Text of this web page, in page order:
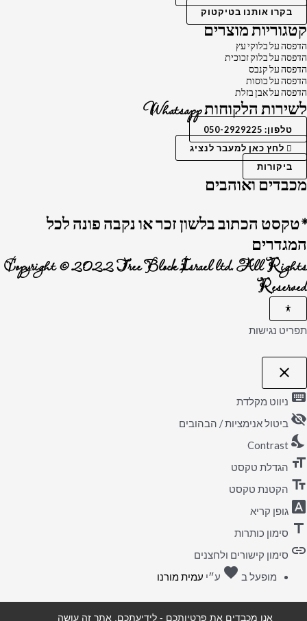
בקרו אותנו בטיקטוק
קטגוריות מוצרים
הדפסה על בלוקי עץ
הדפסה על בלוק זכוכית
הדפסה על קנבס
הדפסה על כוסות
הדפסה על אבן בזלת
לשירות הלקוחות Whatsapp
טלפון: 050-2929225
לחץ כאן למעבר לנציג
ביקורות
מכבדים ואוהבים
*טקסט הכתוב בלשון זכר או נקבה פונה לכל
המגדרים
Copyright © 2022 Tree Block Israel ltd. All Rights
Reserved
תפריט נגישות
close
פתיחה
של
הנגישות
keyboard ניווט מקלדת
visibility_off ביטול אנימציות / הבהובים
nights_stay
Contrast
format_size הגדלת טקסט
text_fields הקטנת טקסט
font_download גופן קריא
title סימון כותרות
link סימון קישורים ולחצנים
מופעל ב favorite אהבה
ע״י עמית מורנו
אנו מכבדים את פרטיותכם - לידיעתכם, אתר זה עושה